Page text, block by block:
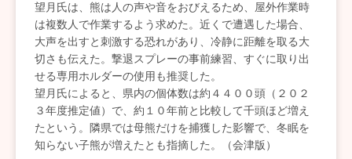
望月氏は、熊は人の声や音をおびえるため、屋外作業時
は複数人で作業するよう求めた。近くで遭遇した場合、
大声を出すと刺激する恐れがあり、冷静に距離を取る大
切さも伝えた。撃退スプレーの事前練習、すぐに取り出
せる専用ホルダーの使用も推奨した。
望月氏によると、県内の個体数は約４４００頭（２０２
３年度推定値）で、約１０年前と比較して千頭ほど増え
たという。隣県では母熊だけを捕獲した影響で、冬眠を
知らない子熊が増えたとも指摘した。（会津版）